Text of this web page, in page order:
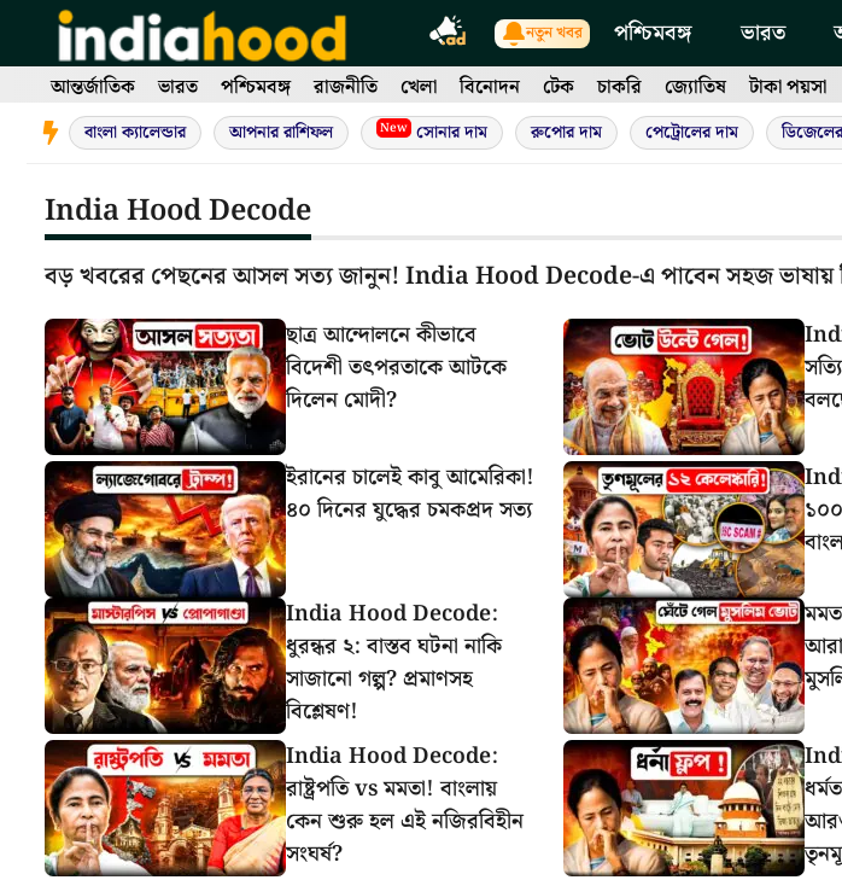
content
নতুন খবর পশ্চিমবঙ্গ ভারত
আন্তর্জাতিক ভারত পশ্চিমবঙ্গ রাজনীতি খেলা বিনোদন টেক চাকরি জ্যোতিষ টাকা পয়সা
বাংলা ক্যালেন্ডার আপনার রাশিফল New সোনার দাম রুপোর দাম পেট্রোলের দাম
India Hood Decode
বড় খবরের পেছনের আসল সত্য জানুন! India Hood Decode-এ পাবেন সহজ
ছাত্র আন্দোলনে কীভাবে
বিদেশী তৎপরতাকে আটকে
দিলেন মোদী?
ইরানের চালেই কাবু আমেরিকা!
৪০ দিনের যুদ্ধের চমকপ্রদ সত্য
India Hood Decode:
ধুরন্ধর ২: বাস্তব ঘটনা নাকি
সাজানো গল্প? প্রমাণসহ
বিশ্লেষণ!
India Hood Decode:
রাষ্ট্রপতি vs মমতা! বাংলায়
কেন শুরু হল এই নজিরবিহীন
সংঘর্ষ?